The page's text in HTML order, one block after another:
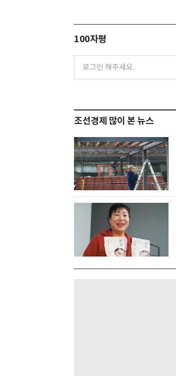
100자평
조선경제 많이 본 뉴스